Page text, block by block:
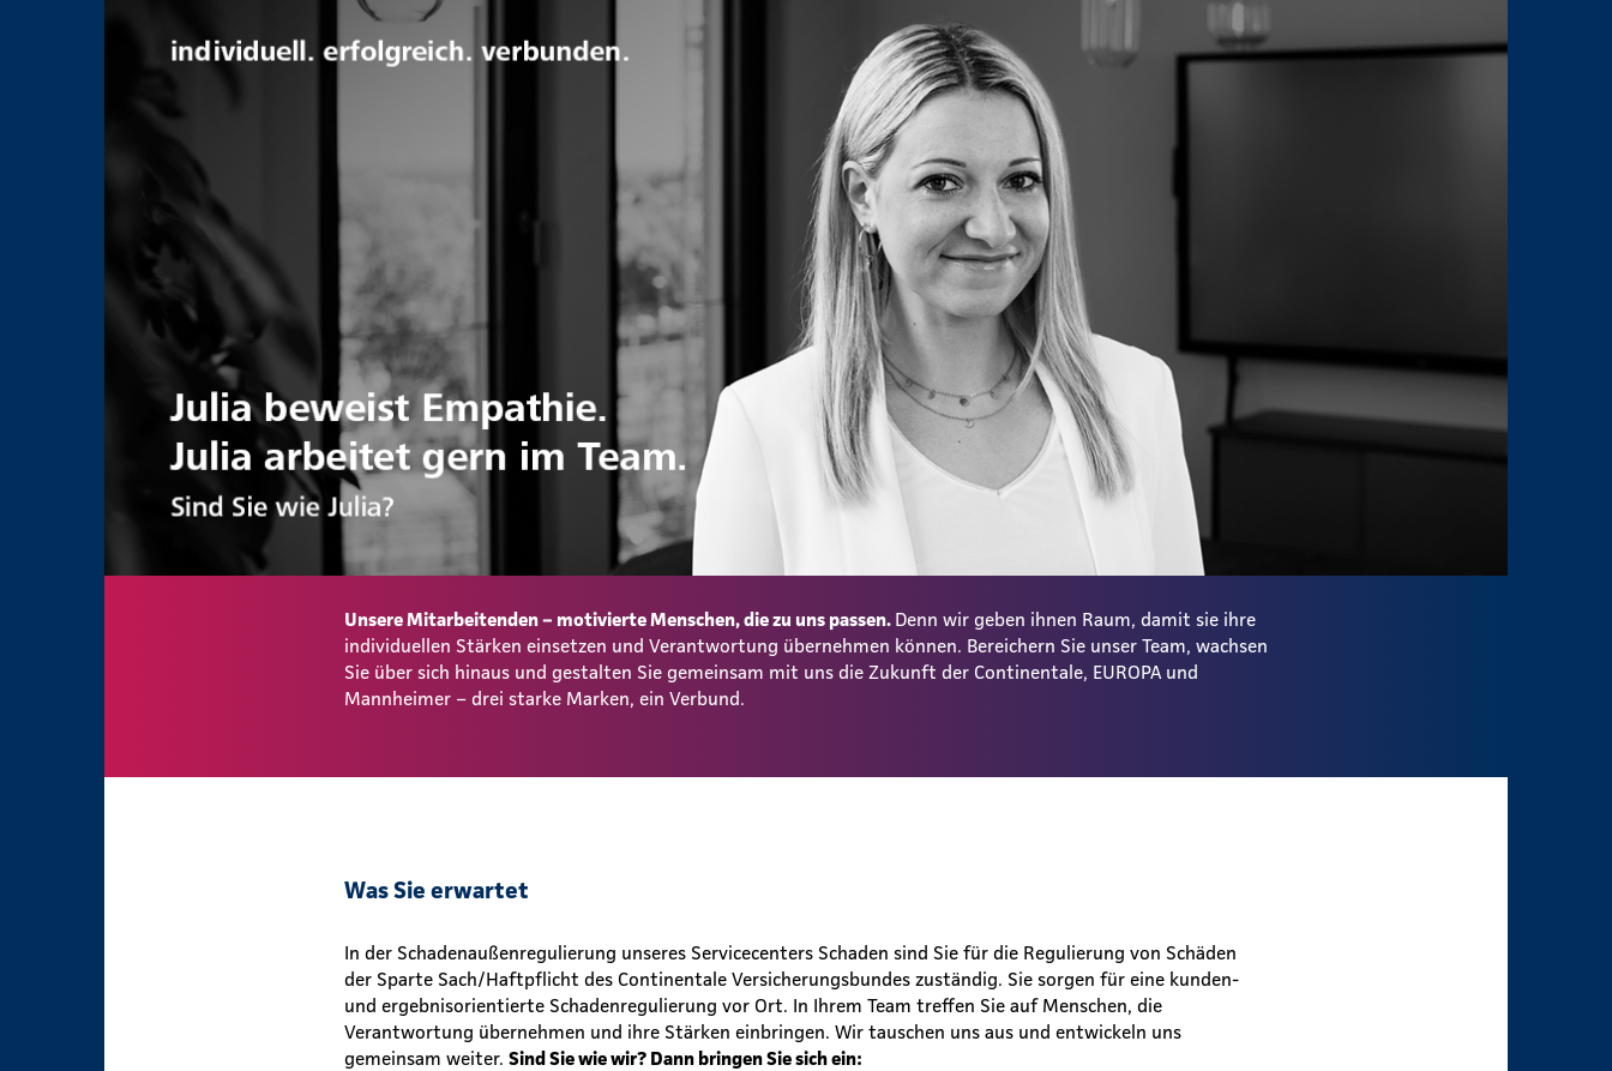
Unsere Mitarbeitenden – motivierte Menschen, die zu uns passen. Denn wir geben ihnen Raum, damit sie ihre
individuellen Stärken einsetzen und Verantwortung übernehmen können. Bereichern Sie unser Team, wachsen
Sie über sich hinaus und gestalten Sie gemeinsam mit uns die Zukunft der Continentale, EUROPA und
Mannheimer – drei starke Marken, ein Verbund.
Was Sie erwartet
In der Schadenaußenregulierung unseres Servicecenters Schaden sind Sie für die Regulierung von Schäden
der Sparte Sach/Haftpflicht des Continentale Versicherungsbundes zuständig. Sie sorgen für eine kunden-
und ergebnisorientierte Schadenregulierung vor Ort. In Ihrem Team treffen Sie auf Menschen, die
Verantwortung übernehmen und ihre Stärken einbringen. Wir tauschen uns aus und entwickeln uns
gemeinsam weiter. Sind Sie wie wir? Dann bringen Sie sich ein: